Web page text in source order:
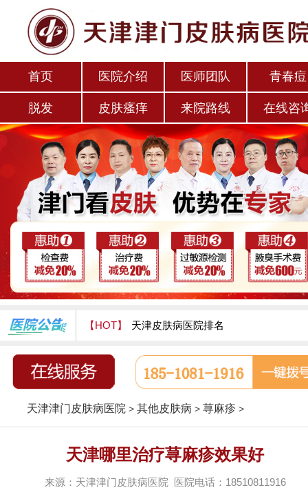
首页 医院介绍 医师团队 青春痘
脱发 皮肤瘙痒 来院路线 在线咨
【HOT】 天津皮肤病医院排名
天津津门皮肤病医院怎么样
天津津门皮肤病医院 > 其他皮肤病 > 荨麻疹 >
天津哪里治疗荨麻疹效果好
来源：天津津门皮肤病医院 医院电话：18510811916